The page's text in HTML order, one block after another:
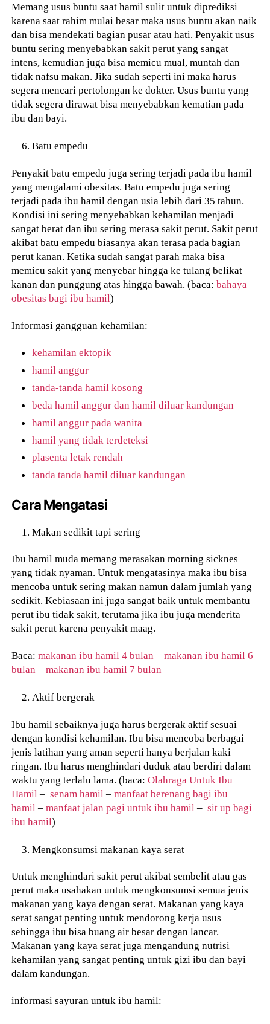
Memang usus buntu saat hamil sulit untuk diprediksi
karena saat rahim mulai besar maka usus buntu akan naik
dan bisa mendekati bagian pusar atau hati. Penyakit usus
buntu sering menyebabkan sakit perut yang sangat
intens, kemudian juga bisa memicu mual, muntah dan
tidak nafsu makan. Jika sudah seperti ini maka harus
segera mencari pertolongan ke dokter. Usus buntu yang
tidak segera dirawat bisa menyebabkan kematian pada
ibu dan bayi.
Batu empedu
Penyakit batu empedu juga sering terjadi pada ibu hamil
yang mengalami obesitas. Batu empedu juga sering
terjadi pada ibu hamil dengan usia lebih dari 35 tahun.
Kondisi ini sering menyebabkan kehamilan menjadi
sangat berat dan ibu sering merasa sakit perut. Sakit perut
akibat batu empedu biasanya akan terasa pada bagian
perut kanan. Ketika sudah sangat parah maka bisa
memicu sakit yang menyebar hingga ke tulang belikat
kanan dan punggung atas hingga bawah. (baca:bahaya
obesitas bagi ibu hamil)
Informasi gangguan kehamilan:
kehamilan ektopik
hamil anggur
tanda-tanda hamil kosong
beda hamil anggur dan hamil diluar kandungan
hamil anggur pada wanita
hamil yang tidak terdeteksi
plasenta letak rendah
tanda tanda hamil diluar kandungan
Cara Mengatasi
Makan sedikit tapi sering
Ibu hamil muda memang merasakan morning sicknes
yang tidak nyaman. Untuk mengatasinya maka ibu bisa
mencoba untuk sering makan namun dalam jumlah yang
sedikit. Kebiasaan ini juga sangat baik untuk membantu
perut ibu tidak sakit, terutama jika ibu juga menderita
sakit perut karena penyakit maag.
Baca:makanan ibu hamil 4 bulan –makanan ibu hamil 6
bulan –makanan ibu hamil 7 bulan
Aktif bergerak
Ibu hamil sebaiknya juga harus bergerak aktif sesuai
dengan kondisi kehamilan. Ibu bisa mencoba berbagai
jenis latihan yang aman seperti hanya berjalan kaki
ringan. Ibu harus menghindari duduk atau berdiri dalam
waktu yang terlalu lama. (baca:Olahraga Untuk Ibu
Hamil –senam hamil –manfaat berenang bagi ibu
hamil –manfaat jalan pagi untuk ibu hamil –sit up bagi
ibu hamil)
Mengkonsumsi makanan kaya serat
Untuk menghindari sakit perut akibat sembelit atau gas
perut maka usahakan untuk mengkonsumsi semua jenis
makanan yang kaya dengan serat. Makanan yang kaya
serat sangat penting untuk mendorong kerja usus
sehingga ibu bisa buang air besar dengan lancar.
Makanan yang kaya serat juga mengandung nutrisi
kehamilan yang sangat penting untuk gizi ibu dan bayi
dalam kandungan.
informasi sayuran untuk ibu hamil: